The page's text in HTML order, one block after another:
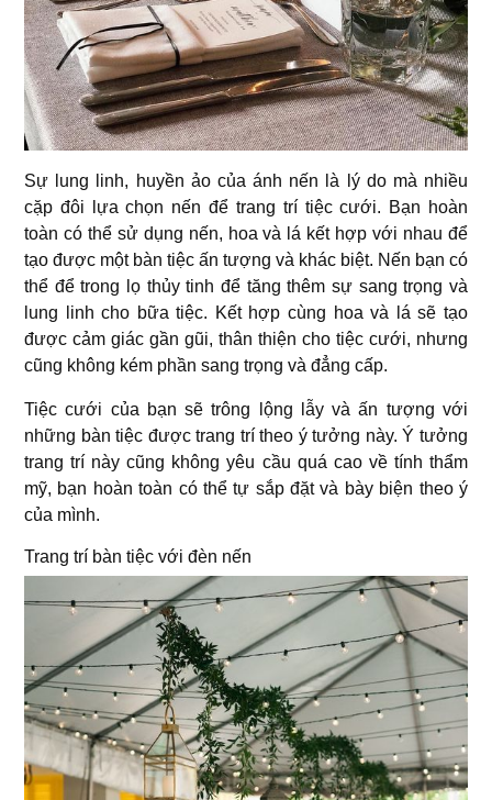
Sự lung linh, huyền ảo của ánh nến là lý do mà nhiều
cặp đôi lựa chọn nến để trang trí tiệc cưới. Bạn hoàn
toàn có thể sử dụng nến, hoa và lá kết hợp với nhau để
tạo được một bàn tiệc ấn tượng và khác biệt. Nến bạn có
thể để trong lọ thủy tinh để tăng thêm sự sang trọng và
lung linh cho bữa tiệc. Kết hợp cùng hoa và lá sẽ tạo
được cảm giác gần gũi, thân thiện cho tiệc cưới, nhưng
cũng không kém phần sang trọng và đẳng cấp.
Tiệc cưới của bạn sẽ trông lộng lẫy và ấn tượng với
những bàn tiệc được trang trí theo ý tưởng này. Ý tưởng
trang trí này cũng không yêu cầu quá cao về tính thẩm
mỹ, bạn hoàn toàn có thể tự sắp đặt và bày biện theo ý
của mình.
Trang trí bàn tiệc với đèn nến